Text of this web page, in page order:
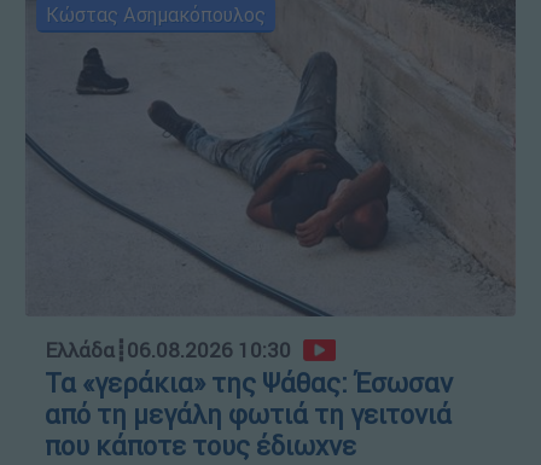
Κώστας Ασημακόπουλος
Ελλάδα┋06.08.2026 10:30
Τα «γεράκια» της Ψάθας: Έσωσαν
από τη μεγάλη φωτιά τη γειτονιά
που κάποτε τους έδιωχνε